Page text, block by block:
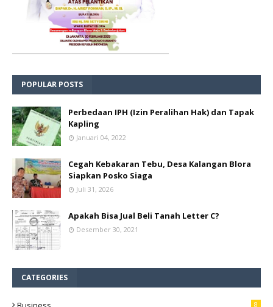
POPULAR POSTS
Perbedaan IPH (Izin Peralihan Hak) dan Tapak
Kapling
Januari 04, 2022
Cegah Kebakaran Tebu, Desa Kalangan Blora
Siapkan Posko Siaga
Juli 31, 2026
Apakah Bisa Jual Beli Tanah Letter C?
Desember 30, 2021
CATEGORIES
8